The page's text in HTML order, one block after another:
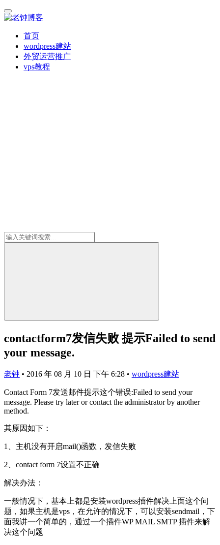
首页
wordpress建站
外贸运营推广
vps教程
contactform7发信失败 提示Failed to send
your message.
老钟 • 2016 年 08 月 10 日 下午 6:28 • wordpress建站
Contact Form 7发送邮件提示这个错误:Failed to send your
message. Please try later or contact the administrator by another
method.
其原因如下：
1、主机没有开启mail()函数，发信失败
2、contact form 7设置不正确
解决办法：
一般情况下，基本上都是安装wordpress插件解决上面这个问
题，如果主机是vps，在允许的情况下，可以安装sendmail，下
面我讲一个简单的，通过一个插件WP MAIL SMTP 插件来解
决这个问题